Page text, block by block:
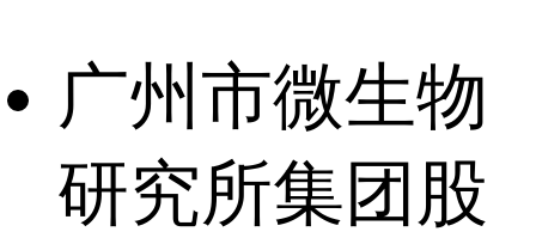
广州市微生物
研究所集团股